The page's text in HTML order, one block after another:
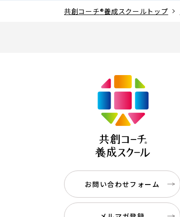
共創コーチ®養成スクールトップ
お問い合わせフォーム